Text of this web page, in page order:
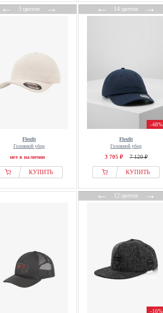
←5 цветов→
Flexfit
Головной убор
нет в наличии
КУПИТЬ
←14 цветов→
-48%
Flexfit
Головной убор
3 705 ₽ 7 120 ₽
КУПИТЬ
←12 цветов→
-16%